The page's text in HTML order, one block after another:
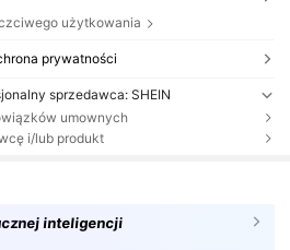
użytkowania
prywatności
sprzedawca: SHEIN
umownych
i/lub produkt
inteligencji